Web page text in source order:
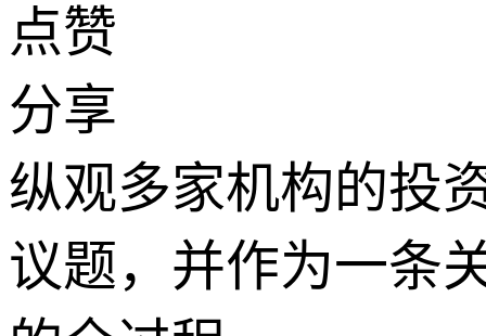
点赞
分享
纵观多家机构的投
议题，并作为一条